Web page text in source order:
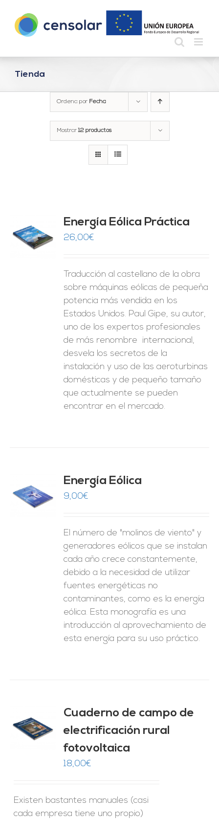
contenido
Tienda
Ordena por Fecha
Mostrar12 productos
Energía Eólica Práctica
26,00€
Traducción al castellano de la obra
sobre máquinas eólicas de pequeña
potencia más vendida en los
Estados Unidos. Paul Gipe, su autor,
uno de los expertos profesionales
de más renombre internacional,
desvela los secretos de la
instalación y uso de las aeroturbinas
domésticas y de pequeño tamaño
que actualmente se pueden
encontrar en el mercado.
Energía Eólica
9,00€
El número de "molinos de viento" y
generadores eólicos que se instalan
cada año crece constantemente,
debido a la necesidad de utilizar
fuentes energéticas no
contaminantes, como es la energía
eólica. Esta monografía es una
introducción al aprovechamiento de
esta energía para su uso práctico.
Cuaderno de campo de
electrificación rural
fotovoltaica
18,00€
Existen bastantes manuales (casi
cada empresa tiene uno propio)